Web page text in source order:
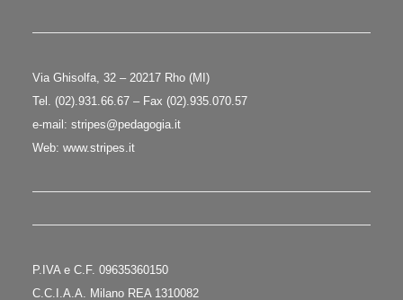
Via Ghisolfa, 32 – 20217 Rho (MI)
Tel. (02).931.66.67 – Fax (02).935.070.57
e-mail: stripes@pedagogia.it
Web: www.stripes.it
P.IVA e C.F. 09635360150
C.C.I.A.A. Milano REA 1310082